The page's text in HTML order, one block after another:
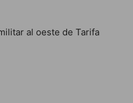
al oeste de Tarifa